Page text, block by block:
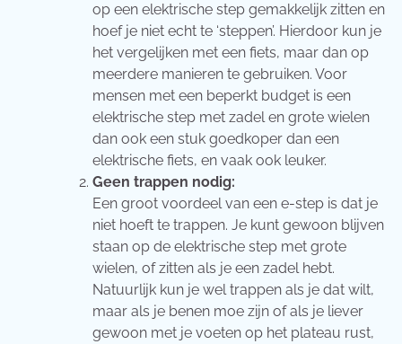
op een elektrische step gemakkelijk zitten en
hoef je niet echt te ‘steppen’. Hierdoor kun je
het vergelijken met een fiets, maar dan op
meerdere manieren te gebruiken. Voor
mensen met een beperkt budget is een
elektrische step met zadel en grote wielen
dan ook een stuk goedkoper dan een
elektrische fiets, en vaak ook leuker.
Geen trappen nodig:
Een groot voordeel van een e-step is dat je
niet hoeft te trappen. Je kunt gewoon blijven
staan op de elektrische step met grote
wielen, of zitten als je een zadel hebt.
Natuurlijk kun je wel trappen als je dat wilt,
maar als je benen moe zijn of als je liever
gewoon met je voeten op het plateau rust,